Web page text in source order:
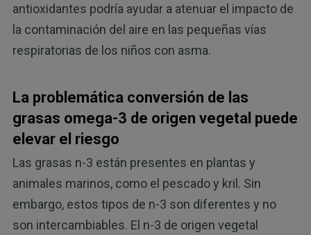
antioxidantes podría ayudar a atenuar el impacto de
la contaminación del aire en las pequeñas vías
respiratorias de los niños con asma.
La problemática conversión de las
grasas omega-3 de origen vegetal puede
elevar el riesgo
Las grasas n-3 están presentes en plantas y
animales marinos, como el pescado y kril. Sin
embargo, estos tipos de n-3 son diferentes y no
son intercambiables. El n-3 de origen vegetal